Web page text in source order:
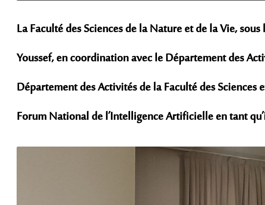
La Faculté des Sciences de la Nature et de la Vie,
Youssef, en coordination avec le Département des
Département des Activités de la Faculté des Sciences
Forum National de l’Intelligence Artificielle en tant